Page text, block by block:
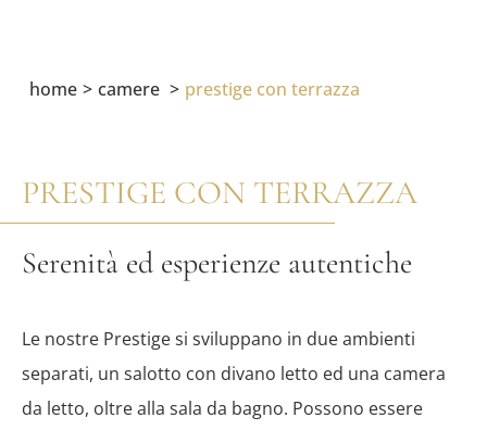
home camere prestige con terrazza
PRESTIGE CON TERRAZZA
Serenità ed esperienze autentiche
Le nostre Prestige si sviluppano in due ambienti
separati, un salotto con divano letto ed una camera
da letto, oltre alla sala da bagno. Possono essere